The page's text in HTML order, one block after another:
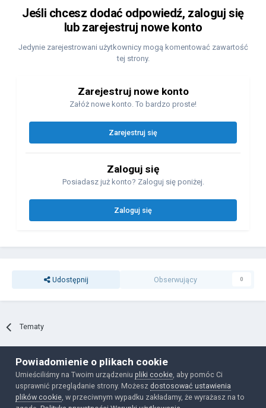
Jeśli chcesz dodać odpowiedź, zaloguj się
lub zarejestruj nowe konto
Jedynie zarejestrowani użytkownicy mogą komentować zawartość
tej strony.
Zarejestruj nowe konto
Załóż nowe konto. To bardzo proste!
Zarejestruj się
Zaloguj się
Posiadasz już konto? Zaloguj się poniżej.
Zaloguj się
Udostępnij Obserwujący 0
Tematy
Polityka prywatności Ciasteczka
Powered by Invision Community
Powiadomienie o plikach cookie
Umieściliśmy na Twoim urządzeniupliki cookie , aby pomóc Ci
usprawnić przeglądanie strony. Możesz dostosować ustawienia
plików cookie , w przeciwnym wypadku zakładamy, że wyrażasz na to